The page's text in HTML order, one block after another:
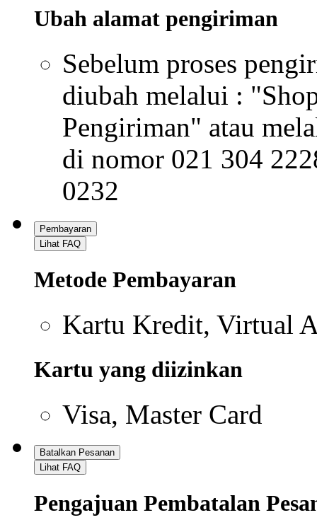
Ubah alamat pengiriman
Sebelum proses
diubah melalui :
Pengiriman" atau
di nomor 021 304
0232
Pembayaran
Lihat FAQ
Metode Pembayaran
Kartu Kredit, Virtual
Kartu yang diizinkan
Visa, Master Card
Batalkan Pesanan
Lihat FAQ
Pengajuan Pembatalan